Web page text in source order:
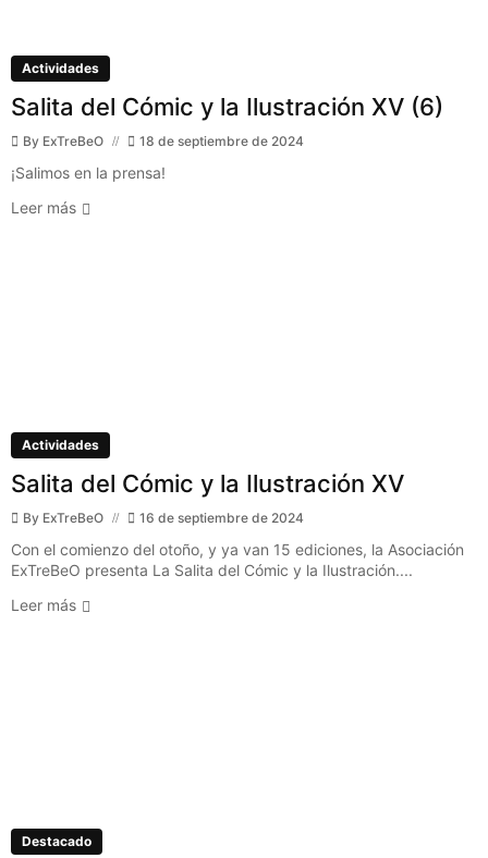
Actividades
Salita del Cómic y la Ilustración XV (6)
By ExTreBeO 18 de septiembre de 2024
¡Salimos en la prensa!
Leer más
Actividades
Salita del Cómic y la Ilustración XV
By ExTreBeO 16 de septiembre de 2024
Con el comienzo del otoño, y ya van 15 ediciones, la Asociación
ExTreBeO presenta La Salita del Cómic y la Ilustración....
Leer más
Destacado